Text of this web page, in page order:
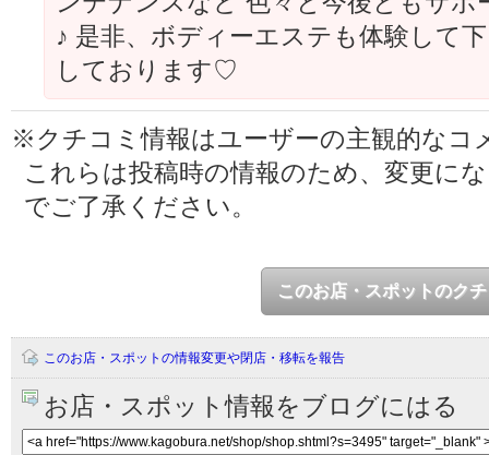
♪ 是非、ボディーエステも体験して
しております♡
※クチコミ情報はユーザーの主観的なコ
これらは投稿時の情報のため、変更に
でご了承ください。
このお店・スポットのク
このお店・スポットの情報変更や閉店・移転を報告
お店・スポット情報をブログにはる